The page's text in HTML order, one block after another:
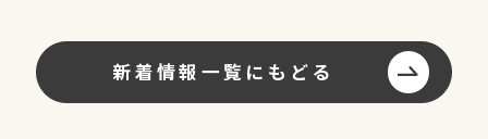
新着情報一覧にもどる